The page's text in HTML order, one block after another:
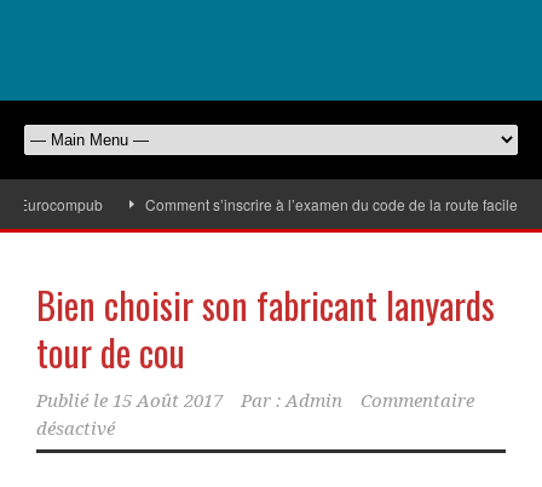
Comment s’inscrire à l’examen du code de la route facilement
Bien choisir son fabricant lanyards
tour de cou
Publié le 15 Août 2017 Par : Admin
Commentaire
désactivé